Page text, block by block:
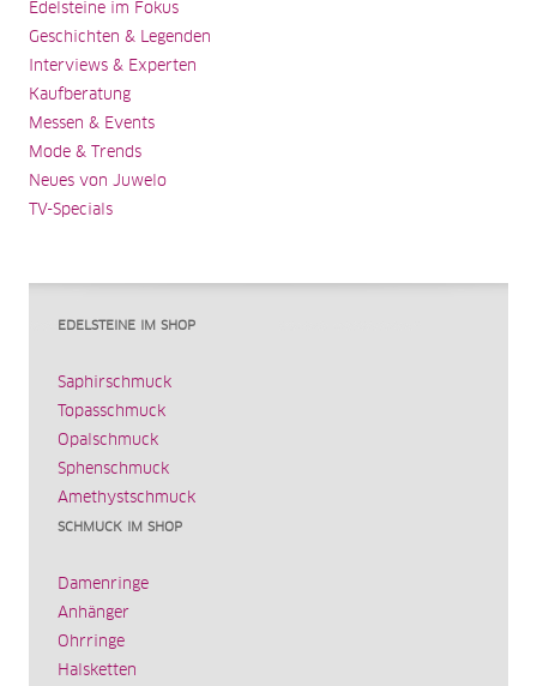
Edelsteine im Fokus
Geschichten & Legenden
Interviews & Experten
Kaufberatung
Messen & Events
Mode & Trends
Neues von Juwelo
TV-Specials
EDELSTEINE IM SHOP
Saphirschmuck
Topasschmuck
Opalschmuck
Sphenschmuck
Amethystschmuck
SCHMUCK IM SHOP
Damenringe
Anhänger
Ohrringe
Halsketten